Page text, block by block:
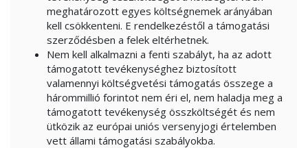
meghatározott egyes költségnemek arányában
kell csökkenteni. E rendelkezéstől a támogatási
szerződésben a felek eltérhetnek.
Nem kell alkalmazni a fenti szabályt, ha az adott
támogatott tevékenységhez biztosított
valamennyi költségvetési támogatás összege a
hárommillió forintot nem éri el, nem haladja meg a
támogatott tevékenység összköltségét és nem
ütközik az európai uniós versenyjogi értelemben
vett állami támogatási szabályokba.